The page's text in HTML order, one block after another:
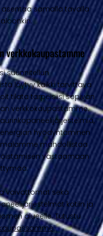
samalla tavalla
verkkokaupastamme
suunnitellun
löytyy kaikki tarvittava
tilata tarpeisiisi sopivan
verkkokaupastamme.
hyödyntäminen
mahdollistaa
vastaamaan
vaivattomat sekä
kotiin ja
alueelle. Tutustu
.